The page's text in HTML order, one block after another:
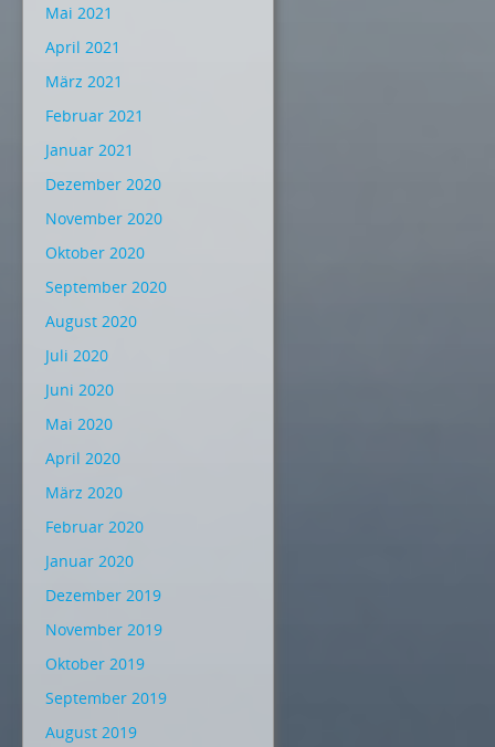
Mai 2021
April 2021
März 2021
Februar 2021
Januar 2021
Dezember 2020
November 2020
Oktober 2020
September 2020
August 2020
Juli 2020
Juni 2020
Mai 2020
April 2020
März 2020
Februar 2020
Januar 2020
Dezember 2019
November 2019
Oktober 2019
September 2019
August 2019